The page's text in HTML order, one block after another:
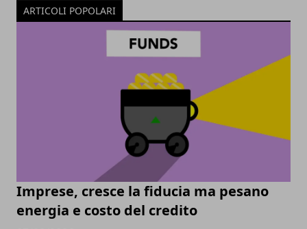
ARTICOLI POPOLARI
Imprese, cresce la fiducia ma pesano
energia e costo del credito